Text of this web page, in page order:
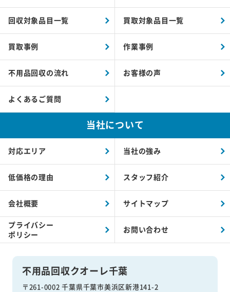
不用品回収クオーレ千葉
〒261-0002 千葉県千葉市美浜区新港141-2
回収対象品目一覧 買取対象品目一覧
買取事例 作業事例
不用品回収の流れ お客様の声
よくあるご質問
当社について
対応エリア 当社の強み
低価格の理由 スタッフ紹介
会社概要 サイトマップ
プライバシー
ポリシー
お問い合わせ